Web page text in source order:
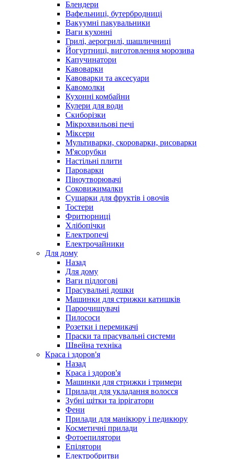
Блендери
Вафельниці, бутербродниці
Вакуумні пакувальники
Ваги кухонні
Грилі, аерогрилі, шашличниці
Йогуртниці, виготовлення морозива
Капучинатори
Кавоварки
Кавоварки та аксесуари
Кавомолки
Кухонні комбайни
Кулери для води
Скиборізки
Мікрохвильові печі
Міксери
Мультиварки, скороварки, рисоварки
М'ясорубки
Настільні плити
Пароварки
Піноутворювачі
Соковижималки
Сушарки для фруктів і овочів
Тостери
Фритюрниці
Хлібопічки
Електропечі
Електрочайники
Для дому
Назад
Для дому
Ваги підлогові
Прасувальні дошки
Машинки для стрижки катишків
Пароочищувачі
Пилососи
Розетки і перемикачі
Праски та прасувальні системи
Швейна техніка
Краса і здоров'я
Назад
Краса і здоров'я
Машинки для стрижки і тримери
Прилади для укладання волосся
Зубні щітки та іррігатори
Фени
Прилади для манікюру і педикюру
Косметичні прилади
Фотоепилятори
Епілятори
Електробритви